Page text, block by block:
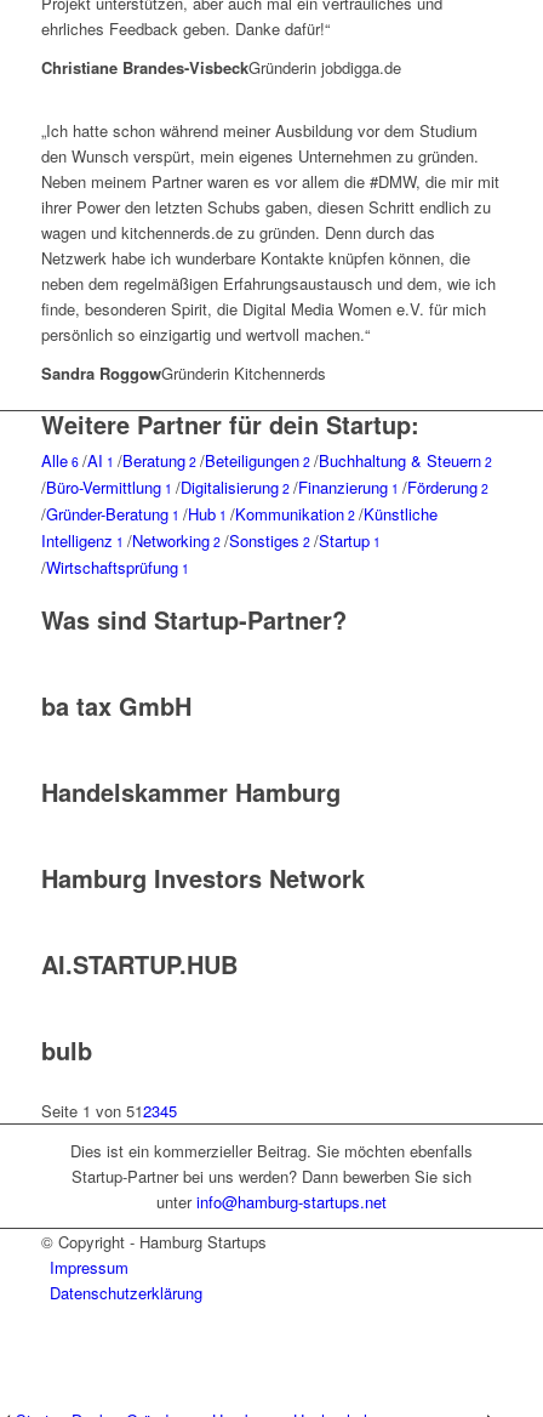
ehrliches Feedback geben. Danke dafür!“
Christiane Brandes-VisbeckGründerin jobdigga.de
„Ich hatte schon während meiner Ausbildung vor dem Studium
den Wunsch verspürt, mein eigenes Unternehmen zu gründen.
Neben meinem Partner waren es vor allem die #DMW, die mir mit
ihrer Power den letzten Schubs gaben, diesen Schritt endlich zu
wagen und kitchennerds.de zu gründen. Denn durch das
Netzwerk habe ich wunderbare Kontakte knüpfen können, die
neben dem regelmäßigen Erfahrungsaustausch und dem, wie ich
finde, besonderen Spirit, die Digital Media Women e.V. für mich
persönlich so einzigartig und wertvoll machen.“
Sandra RoggowGründerin Kitchennerds
Weitere Partner für dein Startup:
Alle6 /AI 1 /Beratung2 /Beteiligungen2 /Buchhaltung & Steuern2
/Büro-Vermittlung1 /Digitalisierung2 /Finanzierung1 /Förderung2
/Gründer-Beratung1 /Hub1 /Kommunikation2 /Künstliche
Intelligenz 1 /Networking2 /Sonstiges 2 /Startup1
/Wirtschaftsprüfung1
Was sind Startup-Partner?
ba tax GmbH
Handelskammer Hamburg
Hamburg Investors Network
AI.STARTUP.HUB
bulb
Seite 1 von 512345
Dies ist ein kommerzieller Beitrag. Sie möchten ebenfalls
Startup-Partner bei uns werden? Dann bewerben Sie sich
unterinfo@hamburg-startups.net
© Copyright - Hamburg Startups
Impressum
Datenschutzerklärung